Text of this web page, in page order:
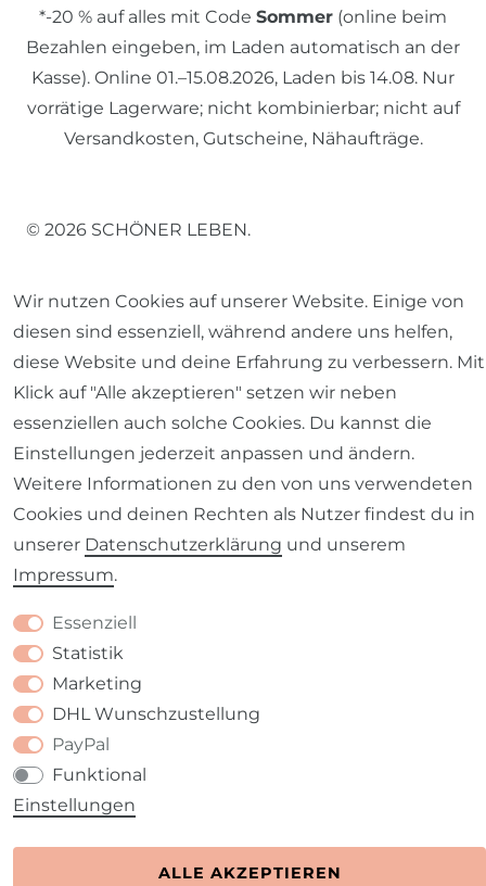
*-20 % auf alles mit Code Sommer (online beim
Bezahlen eingeben, im Laden automatisch an der
Kasse). Online 01.–15.08.2026, Laden bis 14.08. Nur
vorrätige Lagerware; nicht kombinierbar; nicht auf
Versandkosten, Gutscheine, Nähaufträge.
© 2026 SCHÖNER LEBEN.
Impressum Daten­schutz­erklärung
Barrierefreiheitserklärung Widerrufs­recht
VERTRAG WIDERRUFEN
Wir nutzen Cookies auf unserer Website. Einige von
diesen sind essenziell, während andere uns helfen,
diese Website und deine Erfahrung zu verbessern. Mit
Klick auf "Alle akzeptieren" setzen wir neben
essenziellen auch solche Cookies. Du kannst die
Einstellungen jederzeit anpassen und ändern.
Weitere Informationen zu den von uns verwendeten
Cookies und deinen Rechten als Nutzer findest du in
unserer Daten­schutz­erklärung und unserem
Impressum.
Essenziell
Statistik
Marketing
DHL Wunschzustellung
PayPal
Funktional
Einstellungen
ALLE AKZEPTIEREN